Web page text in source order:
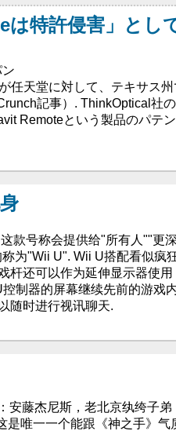
特許侵害」とし
任天堂に対して、テキサス
記事）. ThinkOptical社
Remoteという製品のパテ
款号称会提供给"所有人""更
为"Wii U". Wii U搭配看似疯
杆还可以作为延伸显示器使
制器的屏幕继续先前的游戏
随时进行视讯聊天.
安藤杰尼斯，老北京纨绔子弟
是唯一一个能跟《神之手》气